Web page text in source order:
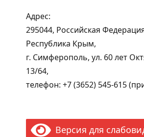
Адрес:
295044, Российская
Республика Крым,
г. Симферополь, ул. 60 лет
13/64,
телефон: +7 (3652) 545-615
Версия для